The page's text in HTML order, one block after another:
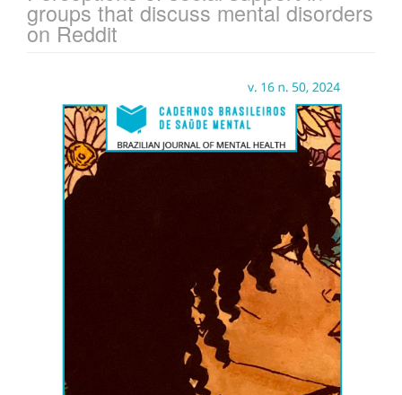
groups that discuss mental disorders
on Reddit
lateral
artigos